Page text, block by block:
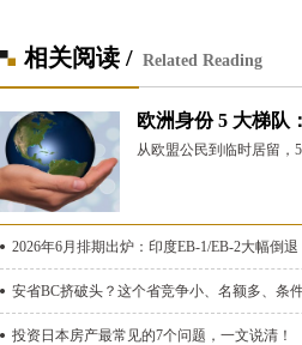
相关阅读 / Related Reading
欧洲身份 5 大梯队
从欧盟公民到临时居留，
2026年6月排期出炉：印度EB-1/EB-2大幅倒退
安省BC挤破头？这个省竞争小、名额多、条
投资日本房产最常见的7个问题，一文说清！